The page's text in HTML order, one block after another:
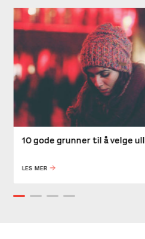
10 gode grunner til å velge ull
LES MER